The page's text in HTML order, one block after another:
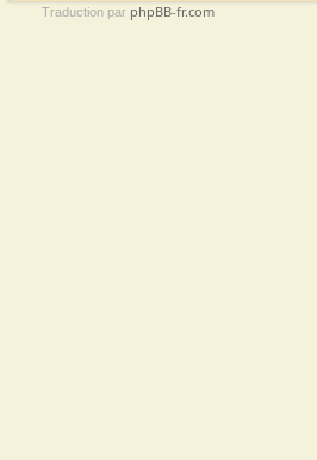
Traduction par phpBB-fr.com